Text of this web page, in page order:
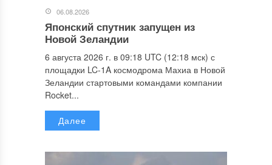
06.08.2026
Японский спутник запущен из
Новой Зеландии
6 августа 2026 г. в 09:18 UTC (12:18 мск) с
площадки LC-1A космодрома Махиа в Новой
Зеландии стартовыми командами компании
Rocket...
Далее